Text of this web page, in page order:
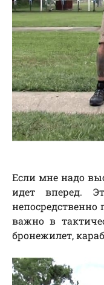
Если мне надо
идет вперед.
непосредственно
важно в
бронежилет,